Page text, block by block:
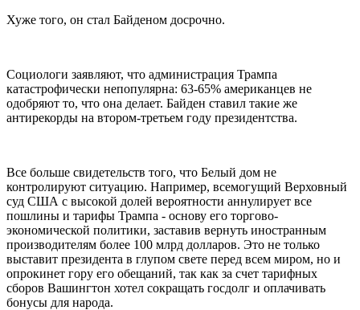
Хуже того, он стал Байденом досрочно.
Социологи заявляют, что администрация Трампа
катастрофически непопулярна: 63-65% американцев не
одобряют то, что она делает. Байден ставил такие же
антирекорды на втором-третьем году президентства.
Все больше свидетельств того, что Белый дом не
контролируют ситуацию. Например, всемогущий Верховный
суд США с высокой долей вероятности аннулирует все
пошлины и тарифы Трампа - основу его торгово-
экономической политики, заставив вернуть иностранным
производителям более 100 млрд долларов. Это не только
выставит президента в глупом свете перед всем миром, но и
опрокинет гору его обещаний, так как за счет тарифных
сборов Вашингтон хотел сокращать госдолг и оплачивать
бонусы для народа.